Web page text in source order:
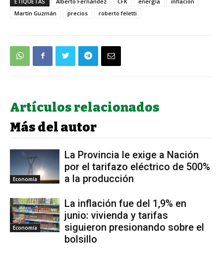
Martín Guzmán
precios roberto feletti
Artículos relacionados
Más del autor
Economía
La Provincia le exige a Nación
por el tarifazo eléctrico de 500%
a la producción
Economía
La inflación fue del 1,9% en
junio: vivienda y tarifas
siguieron presionando sobre el
bolsillo